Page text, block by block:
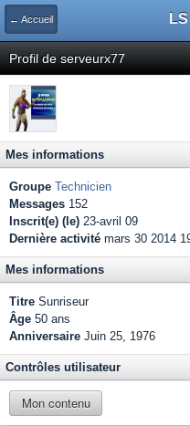
← Accueil
Profil de serveurx77
Mes informations
Groupe Technicien
Messages 152
Inscrit(e) (le) 23-avril 09
Dernière activité mars 30 2014
Mes informations
Titre Sunriseur
Âge 50 ans
Anniversaire Juin 25, 1976
Contrôles utilisateur
Mon contenu